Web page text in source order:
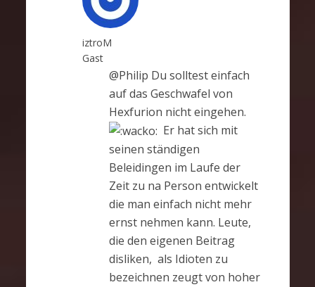
iztroM
Gast
@Philip Du solltest einfach
auf das Geschwafel von
Hexfurion nicht eingehen.
Er hat sich mit
seinen ständigen
Beleidingen im Laufe der
Zeit zu na Person entwickelt
die man einfach nicht mehr
ernst nehmen kann. Leute,
die den eigenen Beitrag
disliken, als Idioten zu
bezeichnen zeugt von hoher